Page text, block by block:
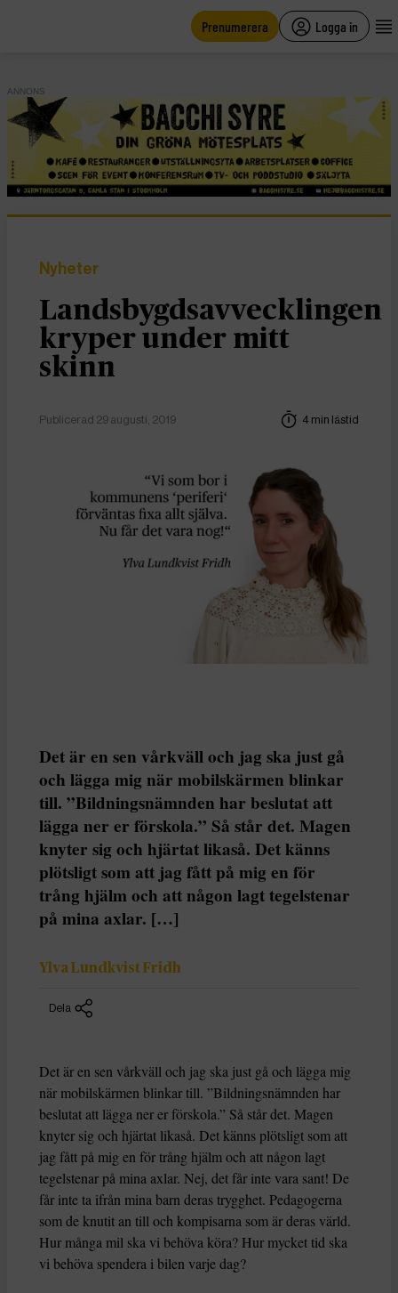
Prenumerera Logga in
ANNONS
Nyheter
Landsbygdsavvecklingen
kryper under mitt
skinn
Publicerad 29 augusti, 2019 4 min lästid
Det är en sen vårkväll och jag ska just gå
och lägga mig när mobilskärmen blinkar
till. ”Bildningsnämnden har beslutat att
lägga ner er förskola.” Så står det. Magen
knyter sig och hjärtat likaså. Det känns
plötsligt som att jag fått på mig en för
trång hjälm och att någon lagt tegelstenar
på mina axlar. […]
Ylva Lundkvist Fridh
Dela
Det är en sen vårkväll och jag ska just gå och lägga mig
när mobilskärmen blinkar till. ”Bildningsnämnden har
beslutat att lägga ner er förskola.” Så står det. Magen
knyter sig och hjärtat likaså. Det känns plötsligt som att
jag fått på mig en för trång hjälm och att någon lagt
tegelstenar på mina axlar. Nej, det får inte vara sant! De
får inte ta ifrån mina barn deras trygghet. Pedagogerna
som de knutit an till och kompisarna som är deras värld.
Hur många mil ska vi behöva köra? Hur mycket tid ska
vi behöva spendera i bilen varje dag?